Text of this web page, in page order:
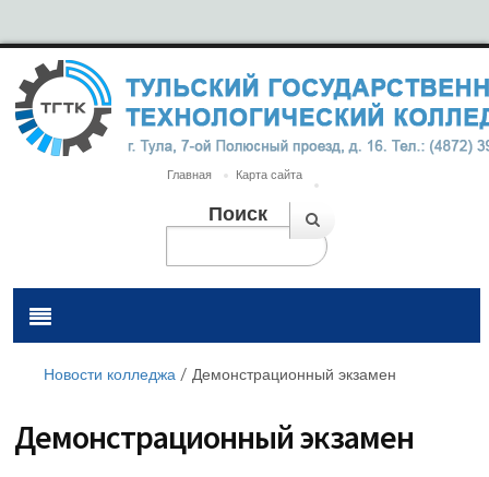
Главная Карта сайта
Поиск
Новости колледжа / Демонстрационный экзамен
Демонстрационный экзамен